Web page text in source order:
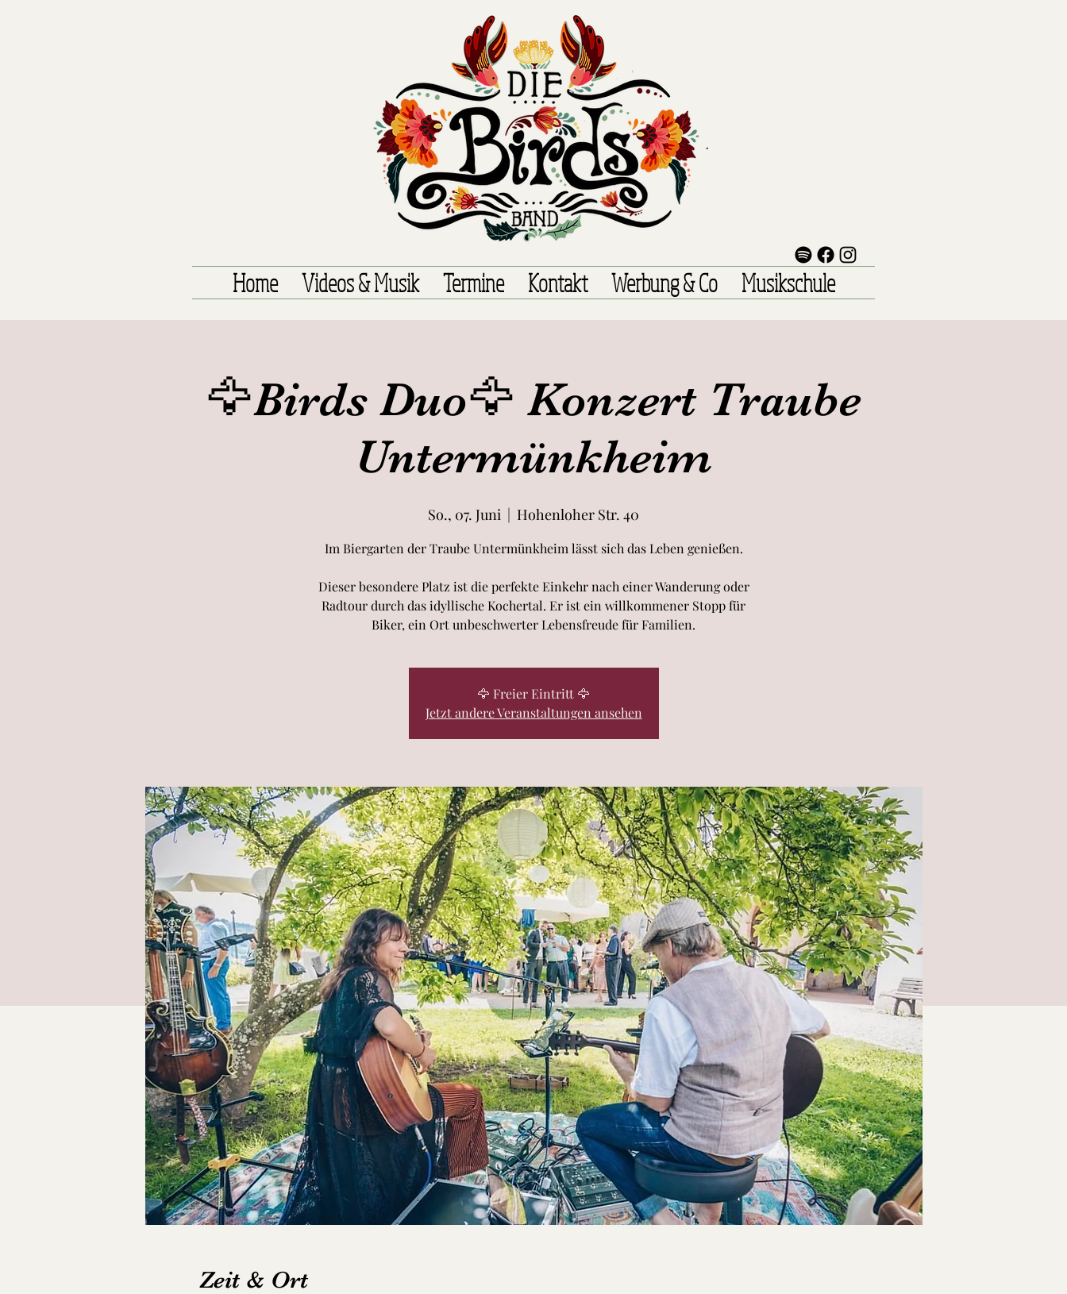
Home Videos & Musik Termine Kontakt Werbung & Co Musikschule
🦅Birds Duo🦅 Konzert Traube
Untermünkheim
So., 07. Juni
  |
Hohenloher Str. 40
Im Biergarten der Traube Untermünkheim lässt sich das Leben genießen.
Dieser besondere Platz ist die perfekte Einkehr nach einer Wanderung oder
Radtour durch das idyllische Kochertal. Er ist ein willkommener Stopp für
Biker, ein Ort unbeschwerter Lebensfreude für Familien.
🦅 Freier Eintritt 🦅
Jetzt andere Veranstaltungen ansehen
Zeit & Ort